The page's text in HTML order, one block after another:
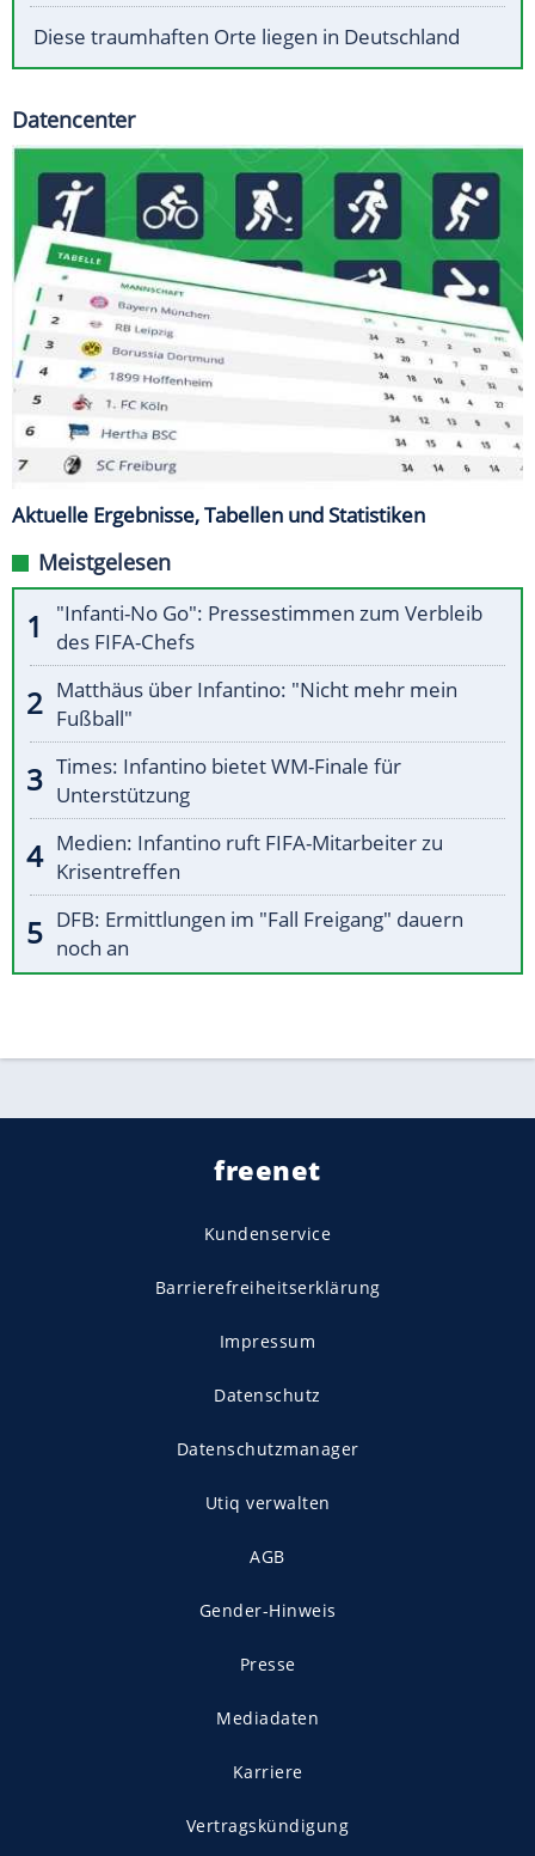
Diese traumhaften Orte liegen in Deutschland
Datencenter
Aktuelle Ergebnisse, Tabellen und Statistiken
Meistgelesen
"Infanti-No Go": Pressestimmen zum Verbleib
des FIFA-Chefs
Matthäus über Infantino: "Nicht mehr mein
Fußball"
Times: Infantino bietet WM-Finale für
Unterstützung
Medien: Infantino ruft FIFA-Mitarbeiter zu
Krisentreffen
DFB: Ermittlungen im "Fall Freigang" dauern
noch an
freenet
Kundenservice
Barrierefreiheitserklärung
Impressum
Datenschutz
Datenschutzmanager
Utiq verwalten
AGB
Gender-Hinweis
Presse
Mediadaten
Karriere
Vertragskündigung